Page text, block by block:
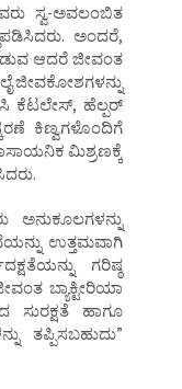
ಸ್ವ-ಅವಲಂಬಿತ
ಅಂದರೆ,
ಆದರೆ ಜೀವಂತ
ಜೀವಕೋಶಗಳನ್ನು
ಕೆಟಲೇಸ್, ಹೆಲ್ಪರ್
ಕಿಣ್ವಗಳೊಂದಿಗೆ
ಮಿಶ್ರಣಕ್ಕೆ
ಅನುಕೂಲಗಳನ್ನು
ಉತ್ತಮವಾಗಿ
ಗರಿಷ್ಠ
ಬ್ಯಾಕ್ಟೀರಿಯಾ
ಸುರಕ್ಷತೆ ಹಾಗೂ
ತಪ್ಪಿಸಬಹುದು”